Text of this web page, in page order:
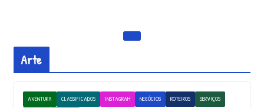
Arte
AVENTURA CLASSIFICADOS INSTAGRAM NEGÓCIOS ROTEIROS
SERVIÇOS